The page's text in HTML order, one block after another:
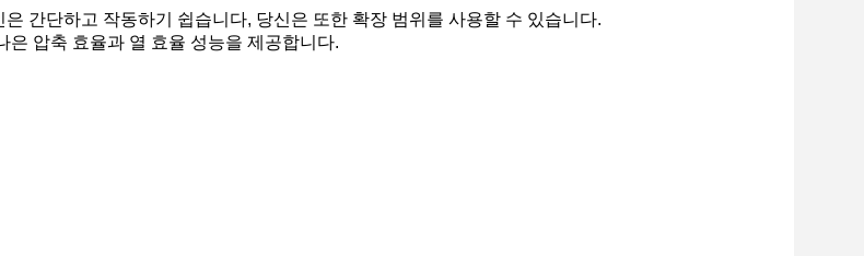
간단하고 작동하기 쉽습니다, 당신은 또한 확장 범위를 사용할 수 있습니다.
은 압축 효율과 열 효율 성능을 제공합니다.